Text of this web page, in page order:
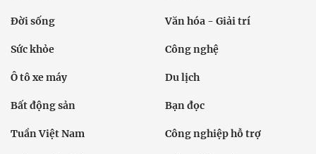
Đời sống Văn hóa - Giải trí
Sức khỏe Công nghệ
Ô tô xe máy Du lịch
Bất động sản Bạn đọc
Tuần Việt Nam Công nghiệp hỗ trợ